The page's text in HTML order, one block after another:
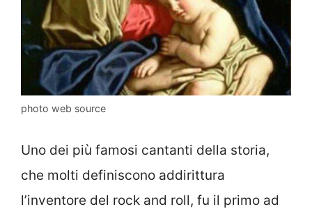
photo web source
Uno dei più famosi cantanti della storia,
che molti definiscono addirittura
l’inventore del rock and roll, fu il primo ad